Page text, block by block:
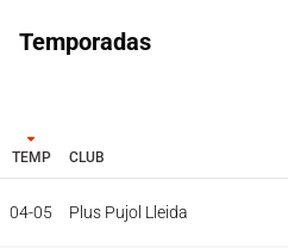
Temporadas
TEMP CLUB
04-05 Plus Pujol Lleida